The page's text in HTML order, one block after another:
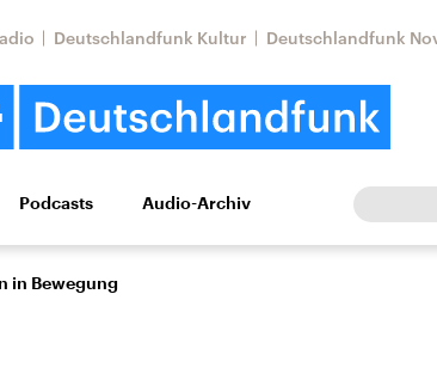
Deutschlandfunk Kultur Deutschlandfunk
Wissen Kultur Europa
Podcasts Audio-Archiv
in Bewegung